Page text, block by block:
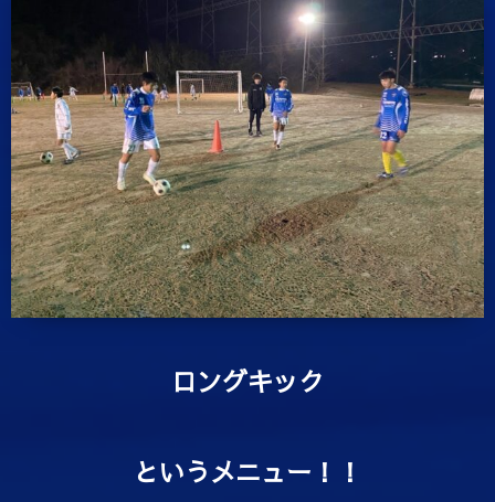
ロングキック
というメニュー！！